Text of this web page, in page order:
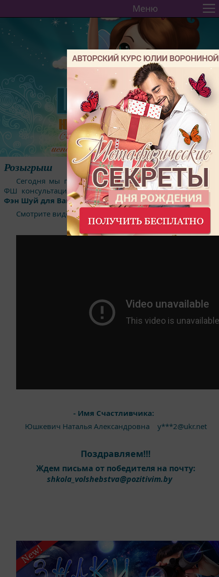
Меню
Розыгрыш
Сегодня мы приготовили для Вас видео розыгрыша
ФШ консультации среди участников курса"36 правил
Фэн Шуй для Вашего дома".
Смотрите видео и узнайте имя Счастливчика:
- Имя Счастливчика:
Юшкевич Наталья Александровна y***2@ukr.net
Поздравляем!!!
Ждем письма от победителя на почту:
shkola_volshebstva@pozitivim.by